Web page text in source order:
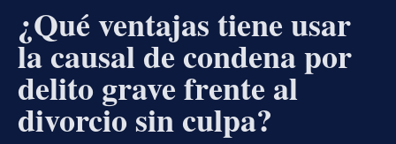
¿Qué ventajas tiene usar
la causal de condena por
delito grave frente al
divorcio sin culpa?